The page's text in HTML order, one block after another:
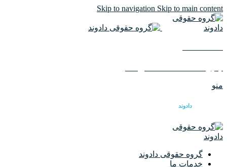
Skip to navigation Skip to main content
منو
دادوند
گروه حقوقی دادوند
خدمات ما